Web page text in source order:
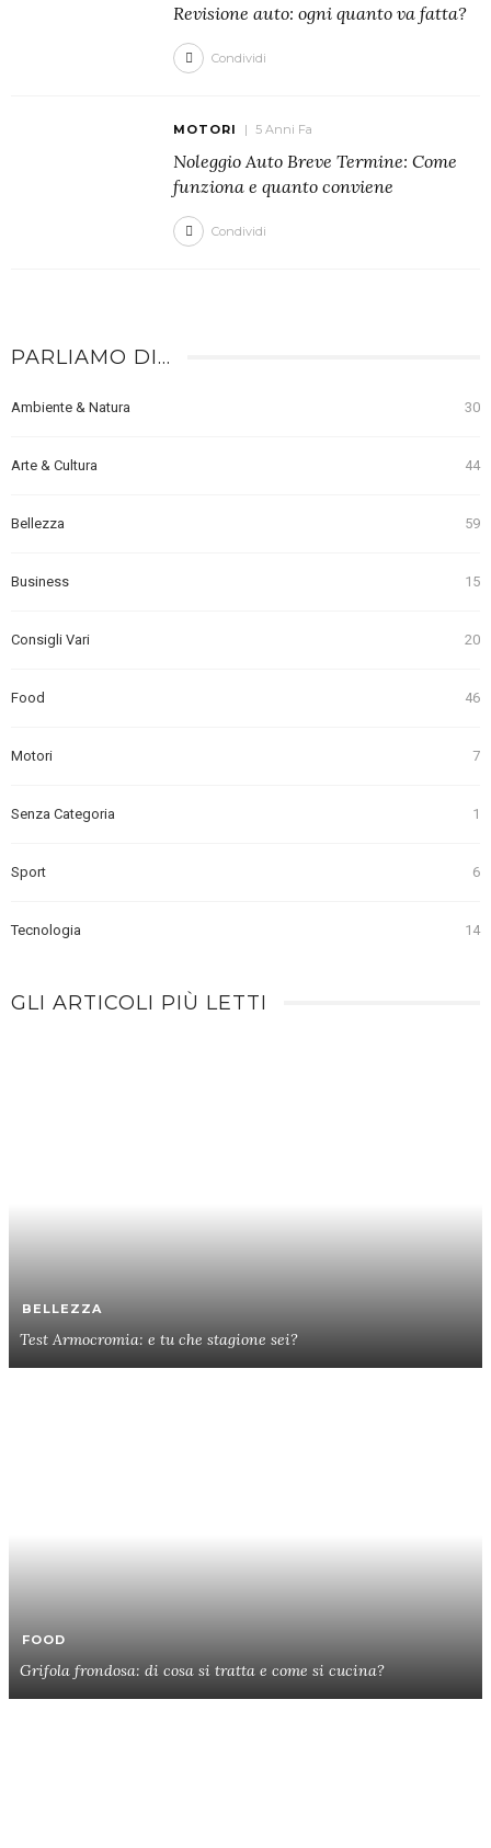
Revisione auto: ogni quanto va fatta?
Condividi
MOTORI 5 Anni Fa
Noleggio Auto Breve Termine: Come
funziona e quanto conviene
Condividi
PARLIAMO DI…
Ambiente & Natura 30
Arte & Cultura 44
Bellezza 59
Business 15
Consigli Vari 20
Food 46
Motori 7
Senza Categoria 1
Sport 6
Tecnologia 14
GLI ARTICOLI PIÙ LETTI
BELLEZZA
Test Armocromia: e tu che stagione sei?
FOOD
Grifola frondosa: di cosa si tratta e come si cucina?